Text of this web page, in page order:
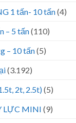
1 tấn- 10 tấn(4)
– 5 tấn(110)
– 10 tấn(5)
(3.192)
2t, 2.5t)(5)
LỰC MINI (9)